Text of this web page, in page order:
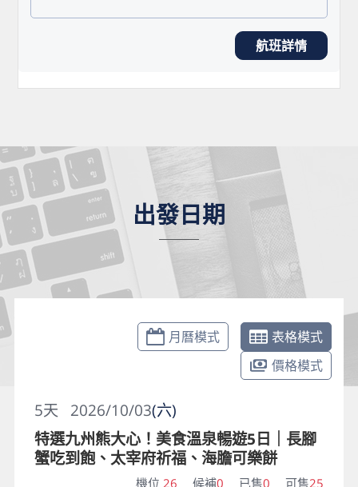
航班詳情
出發日期
月曆模式
表格模式
價格模式
2026/10/03(六)
5天
特選九州熊大心！美食溫泉暢遊5日｜長腳
蟹吃到飽、太宰府祈福、海膽可樂餅
機位 26 候補0 已售0 可售25